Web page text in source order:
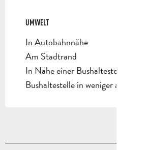
UMWELT
UMWELT
In Autobahnnähe
Am Stadtrand
In Nähe einer Bushaltestelle
Bushaltestelle in weniger als 500 m